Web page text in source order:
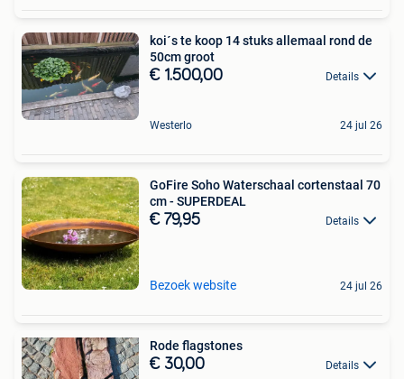
koi´s te koop 14 stuks allemaal rond de
50cm groot
€ 1.500,00 Details
Westerlo 24 jul 26
GoFire Soho Waterschaal cortenstaal 70
cm - SUPERDEAL
€ 79,95 Details
Bezoek website 24 jul 26
Rode flagstones
€ 30,00 Details